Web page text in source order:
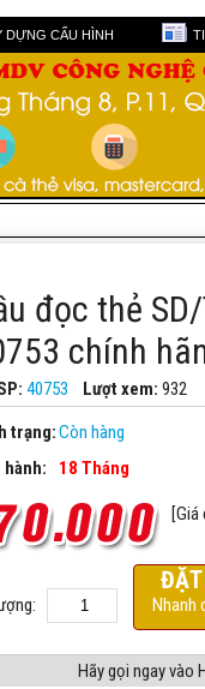
DỰNG CẤU HÌNH
đọc thẻ
chính
40753 Lượt xem: 932
trạng:Còn hàng
hành:
18 Tháng
[Giá
ĐẶT
Nhanh
Hãy gọi ngay vào